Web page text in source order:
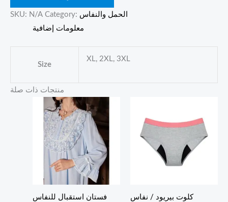
SKU: N/A Category: الحمل والنفاس
معلومات إضافية
Size
XL, 2XL, 3XL
منتجات ذات صلة
فستان استقبال للنفاس كلوت بيريود / نفاس